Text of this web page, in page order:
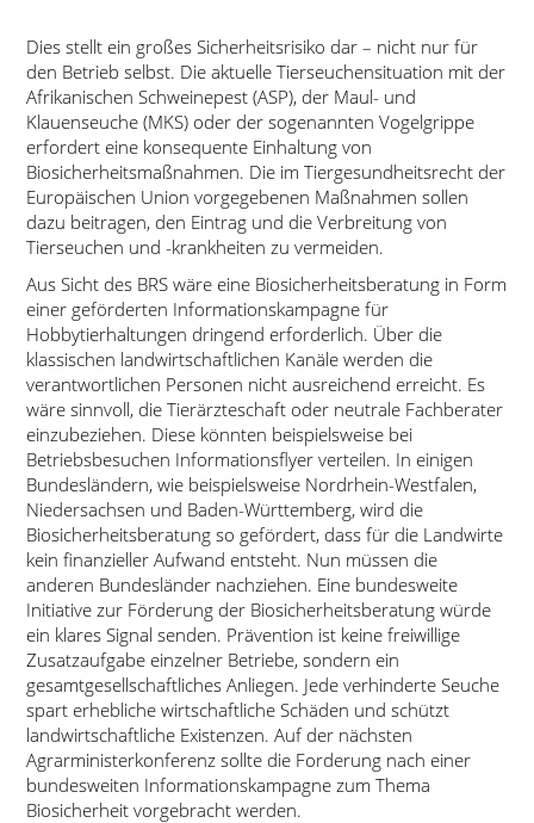
Dies stellt ein großes Sicherheitsrisiko dar – nicht nur für
den Betrieb selbst. Die aktuelle Tierseuchensituation mit der
Afrikanischen Schweinepest (ASP), der Maul- und
Klauenseuche (MKS) oder der sogenannten Vogelgrippe
erfordert eine konsequente Einhaltung von
Biosicherheitsmaßnahmen. Die im Tiergesundheitsrecht der
Europäischen Union vorgegebenen Maßnahmen sollen
dazu beitragen, den Eintrag und die Verbreitung von
Tierseuchen und -krankheiten zu vermeiden.
Aus Sicht des BRS wäre eine Biosicherheitsberatung in Form
einer geförderten Informationskampagne für
Hobbytierhaltungen dringend erforderlich. Über die
klassischen landwirtschaftlichen Kanäle werden die
verantwortlichen Personen nicht ausreichend erreicht. Es
wäre sinnvoll, die Tierärzteschaft oder neutrale Fachberater
einzubeziehen. Diese könnten beispielsweise bei
Betriebsbesuchen Informationsflyer verteilen. In einigen
Bundesländern, wie beispielsweise Nordrhein-Westfalen,
Niedersachsen und Baden-Württemberg, wird die
Biosicherheitsberatung so gefördert, dass für die Landwirte
kein finanzieller Aufwand entsteht. Nun müssen die
anderen Bundesländer nachziehen. Eine bundesweite
Initiative zur Förderung der Biosicherheitsberatung würde
ein klares Signal senden. Prävention ist keine freiwillige
Zusatzaufgabe einzelner Betriebe, sondern ein
gesamtgesellschaftliches Anliegen. Jede verhinderte Seuche
spart erhebliche wirtschaftliche Schäden und schützt
landwirtschaftliche Existenzen. Auf der nächsten
Agrarministerkonferenz sollte die Forderung nach einer
bundesweiten Informationskampagne zum Thema
Biosicherheit vorgebracht werden.